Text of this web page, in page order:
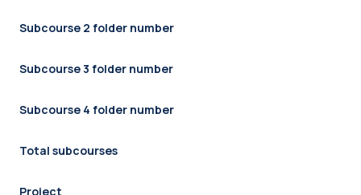
Subcourse 2 folder number
Subcourse 3 folder number
Subcourse 4 folder number
Total subcourses
Project